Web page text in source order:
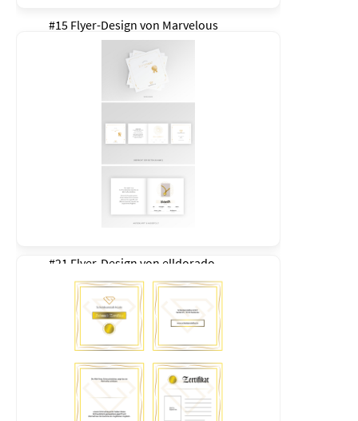
#15 Flyer-Design von Marvelous
#21 Flyer-Design von elldorado